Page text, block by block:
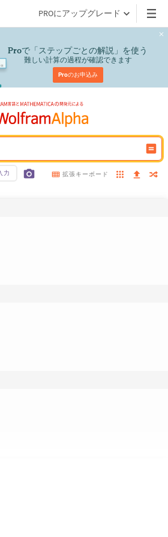
PROにアップグレード
Proで「ステップごとの解説」を使う
難しい計算の過程が確認できます
Proのお申込み
力 拡張キーボード